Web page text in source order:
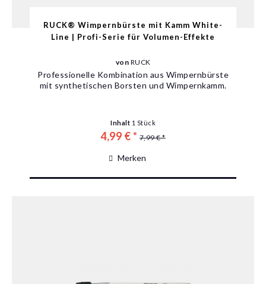
RUCK® Wimpernbürste mit Kamm White-
Line | Profi-Serie für Volumen-Effekte
von RUCK
Professionelle Kombination aus Wimpernbürste
mit synthetischen Borsten und Wimpernkamm.
Inhalt 1 Stück
4,99 € * 7,99 € *
Merken